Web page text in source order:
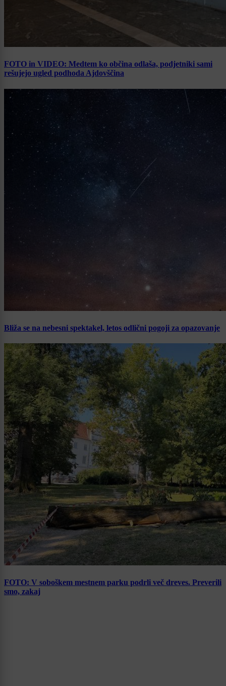
FOTO in VIDEO: Medtem ko občina odlaša, podjetniki sami
rešujejo ugled podhoda Ajdovščina
Bliža se na nebesni spektakel, letos odlični pogoji za opazovanje
FOTO: V soboškem mestnem parku podrli več dreves. Preverili
smo, zakaj